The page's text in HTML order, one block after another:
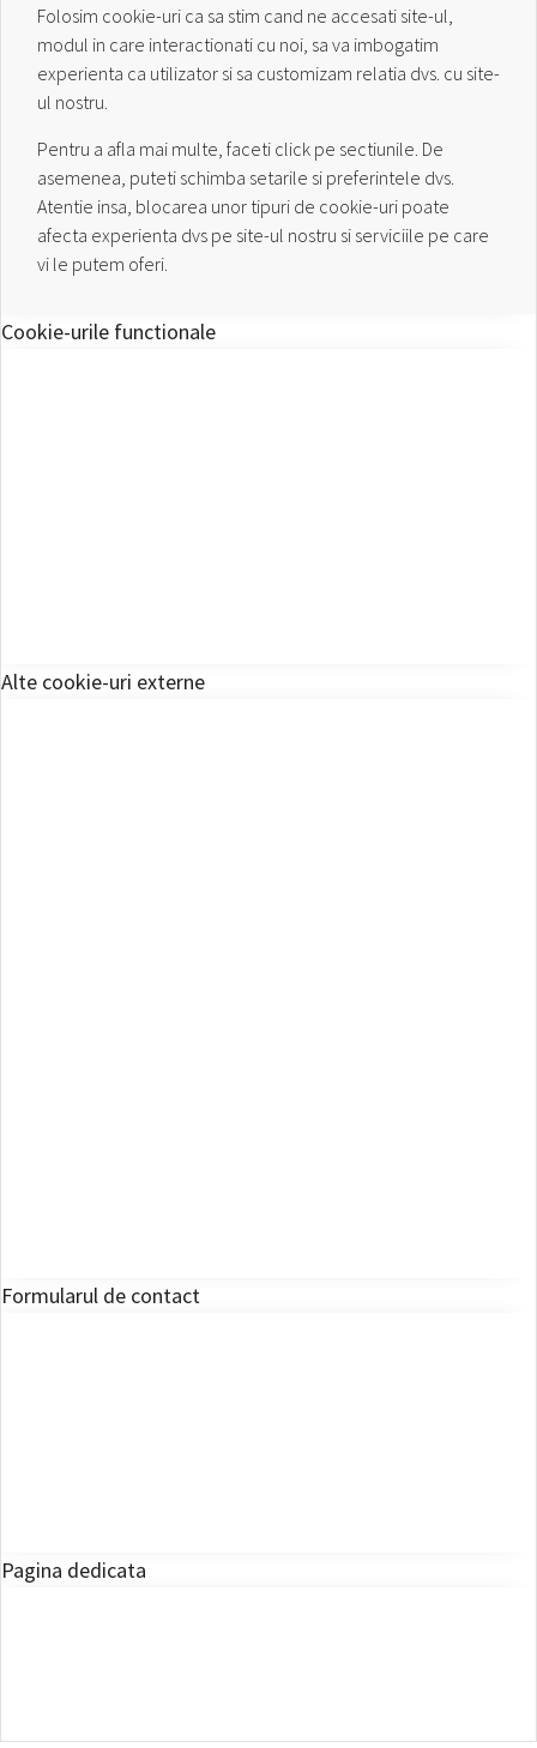
Folosim cookie-uri ca sa stim cand ne accesati site-ul,
modul in care interactionati cu noi, sa va imbogatim
experienta ca utilizator si sa customizam relatia dvs. cu site-
ul nostru.
Pentru a afla mai multe, faceti click pe sectiunile. De
asemenea, puteti schimba setarile si preferintele dvs.
Atentie insa, blocarea unor tipuri de cookie-uri poate
afecta experienta dvs pe site-ul nostru si serviciile pe care
vi le putem oferi.
Cookie-urile functionale
Alte cookie-uri externe
Formularul de contact
Pagina dedicata